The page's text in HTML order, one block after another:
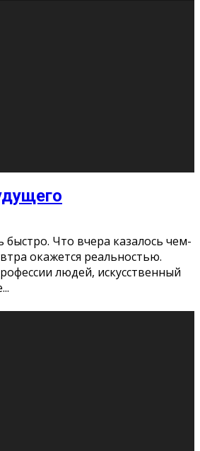
стрессом
реакция организма, когда
на твой организм
Есть советы, как бороться со